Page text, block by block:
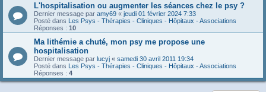
L'hospitalisation ou augmenter les séances chez le psy ?
Dernier message par amy69 « jeudi 01 février 2024 7:33
Posté dans Les Psys - Thérapies - Cliniques - Hôpitaux - Associations
Réponses : 10
Ma lithémie a chuté, mon psy me propose une
hospitalisation
Dernier message par lucyj « samedi 30 avril 2011 19:34
Posté dans Les Psys - Thérapies - Cliniques - Hôpitaux - Associations
Réponses : 4